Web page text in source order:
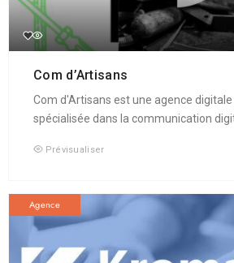
Com d’Artisans
Com d'Artisans est une agence
spécialisée dans la communication
Prévisualiser
Agence